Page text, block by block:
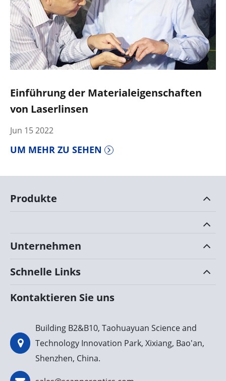
Einführung der Materialeigenschaften
von Laserlinsen
Jun 15 2022
UM MEHR ZU SEHEN
Produkte
Unternehmen
Schnelle Links
Kontaktieren Sie uns
Building B2&B10, Taohuayuan Science and
Technology Innovation Park, Xixiang, Bao'an,
Shenzhen, China.